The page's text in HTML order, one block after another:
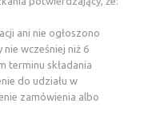
ani nie ogłoszono
nie wcześniej niż 6
terminu składania
do udziału w
zamówienia albo